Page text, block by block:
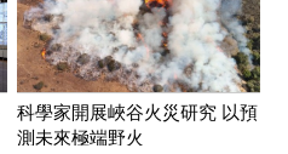
科學家開展峽谷火災研究 以預
測未來極端野火